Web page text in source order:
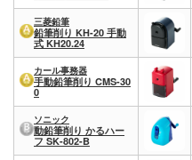
三菱鉛筆
鉛筆削り KH-20 手動
式 KH20.24
カール事務器
手動鉛筆削り CMS-30
0
ソニック
動鉛筆削り かるハー
フ SK-802-B